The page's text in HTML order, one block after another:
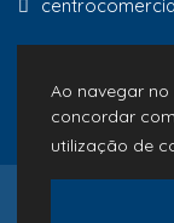
Ao navegar
concordar
utilização de
© 2026 Lojas de